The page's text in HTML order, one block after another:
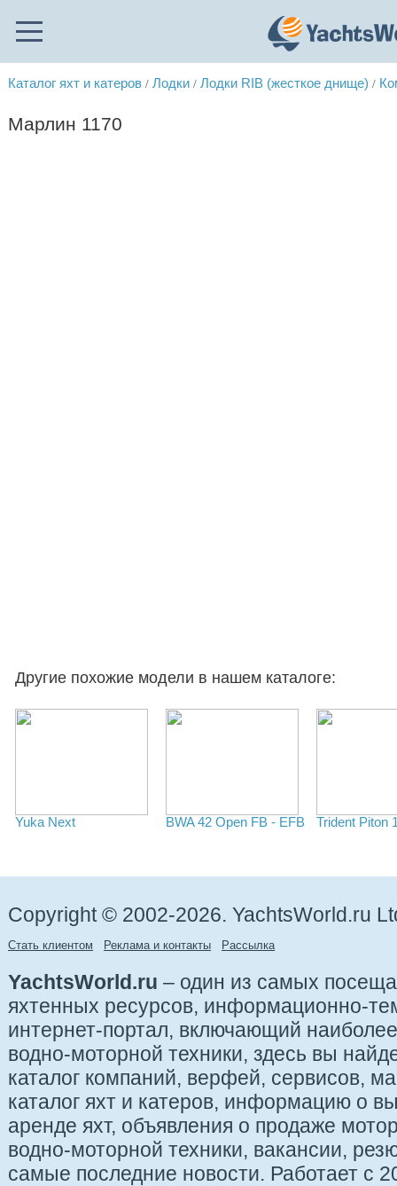
Каталог яхт и катеров / Лодки / Лодки RIB (жесткое днище) /
Марлин 1170
Другие похожие модели в нашем каталоге:
Yuka Next BWA 42 Open FB - EFB Trident Piton
Copyright © 2002-2026. YachtsWorld.ru
Стать клиентом Реклама и контакты Рассылка
YachtsWorld.ru – один из самых
яхтенных ресурсов, информационно-
интернет-портал, включающий
водно-моторной техники, здесь вы
каталог компаний, верфей, сервисов,
каталог яхт и катеров, информацию о
аренде яхт, объявления о продаже
водно-моторной техники, вакансии,
самые последние новости. Работает с